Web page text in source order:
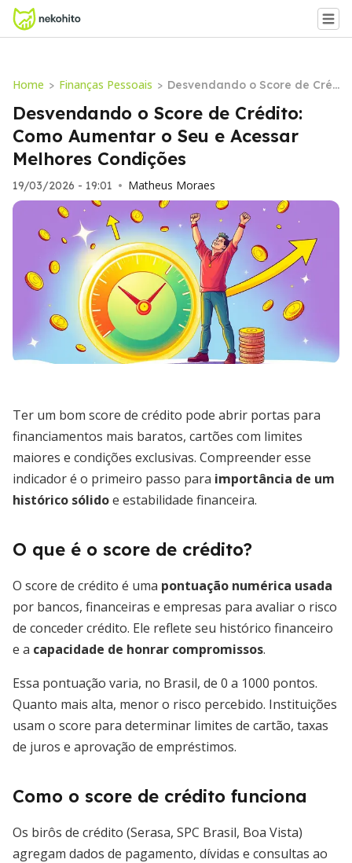
Home > Finanças Pessoais > Desvendando o Score de Cré
dito: Como Aumentar o Seu e
Acessar Melhores Condições
Desvendando o Score de Crédito:
Como Aumentar o Seu e Acessar
Melhores Condições
19/03/2026 - 19:01 • Matheus Moraes
Ter um bom score de crédito pode abrir portas para
financiamentos mais baratos, cartões com limites
maiores e condições exclusivas. Compreender esse
indicador é o primeiro passo para importância de um
histórico sólidoe estabilidade financeira.
O que é o score de crédito?
O score de crédito é uma pontuação numérica usada
por bancos, financeiras e empresas para avaliar o risco
de conceder crédito. Ele reflete seu histórico financeiro
e a capacidade de honrar compromissos.
Essa pontuação varia, no Brasil, de 0 a 1000 pontos.
Quanto mais alta, menor o risco percebido. Instituições
usam o score para determinar limites de cartão, taxas
de juros e aprovação de empréstimos.
Como o score de crédito funciona
Os birôs de crédito (Serasa, SPC Brasil, Boa Vista)
agregam dados de pagamento, dívidas e consultas ao